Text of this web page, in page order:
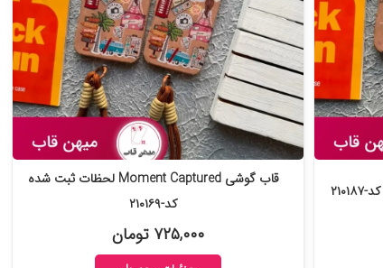
قاب گوشی Moment Captured لحظات ثبت شده
کد-۲۱۰۱۶۹
۷۲۵,۰۰۰ تومان